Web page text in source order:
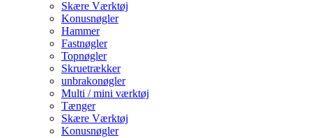
Skære Værktøj
Konusnøgler
Hammer
Fastnøgler
Topnøgler
Skruetrækker
unbrakonøgler
Multi / mini værktøj
Tænger
Skære Værktøj
Konusnøgler